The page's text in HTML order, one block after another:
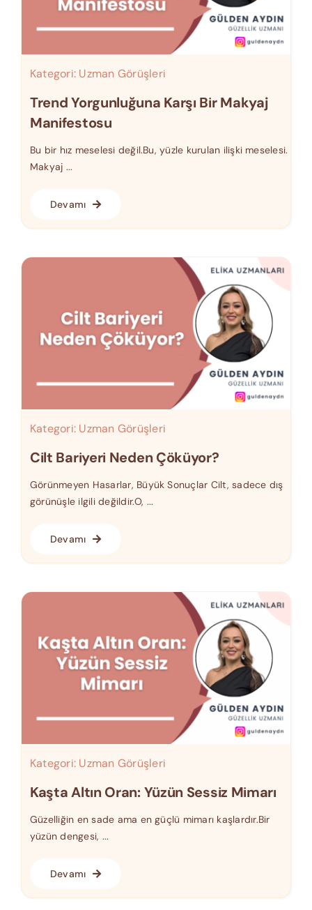
Kategori: Uzman Görüşleri
Trend Yorgunluğuna Karşı Bir Makyaj
Manifestosu
Bu bir hız meselesi değil.Bu, yüzle kurulan ilişki meselesi.
Makyaj ...
Devamı
Kategori: Uzman Görüşleri
Cilt Bariyeri Neden Çöküyor?
Görünmeyen Hasarlar, Büyük Sonuçlar Cilt, sadece dış
görünüşle ilgili değildir.O, ...
Devamı
Kategori: Uzman Görüşleri
Kaşta Altın Oran: Yüzün Sessiz Mimarı
Güzelliğin en sade ama en güçlü mimarı kaşlardır.Bir
yüzün dengesi, ...
Devamı